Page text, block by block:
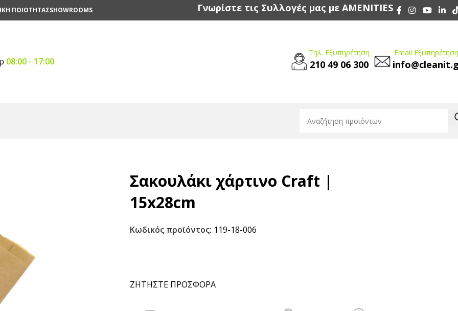
ΠΟΙΟΤΗΤΑΣSHOWROOMS Γνωρίστε τις Συλλογές μας με AMENITIES
08:00 - 17:00
Τηλ. Εξυπηρέτηση
210 49 06 300
Email
Σακουλάκι χάρτινο Craft |
15x28cm
Κωδικός προϊόντος: 119-18-006
ΖΗΤΗΣΤΕ ΠΡΟΣΦΟΡΑ